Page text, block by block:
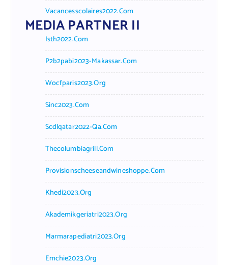
Vacancesscolaires2022.com
MEDIA PARTNER II
Isth2022.com
P2b2pabi2023-Makassar.com
Wocfparis2023.org
Sinc2023.com
Scdlqatar2022-Qa.com
Thecolumbiagrill.com
Provisionscheeseandwineshoppe.com
Khedi2023.org
Akademikgeriatri2023.org
Marmarapediatri2023.org
Emchie2023.org